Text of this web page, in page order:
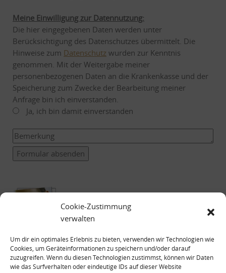
Cookie-Zustimmung
verwalten
Um dir ein optimales Erlebnis zu bieten, verwenden wir Technologien wie
Cookies, um Geräteinformationen zu speichern und/oder darauf
zuzugreifen. Wenn du diesen Technologien zustimmst, können wir Daten
wie das Surfverhalten oder eindeutige IDs auf dieser Website
Meine Einwilligung zur Datennutzung:
Die hier eingegebenen Daten werden unter
Berücksichtigung des Datenschutzes übermittelt. Die
Hinweise zum Datenschutz wurden zur Kenntnis
genommen. Mit der Weitergabe meiner
personenbezogenen Daten an die Krankenkasse und der
Speicherung zum Zwecke der Bearbeitung meiner
Anfrage bin ich einverstanden.
Ja, ich bin damit einverstanden
Formular absenden